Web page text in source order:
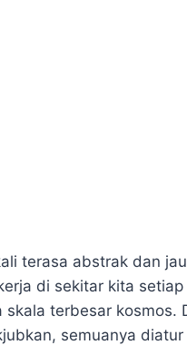
terasa abstrak dan
di sekitar kita
terbesar kosmos.
semuanya